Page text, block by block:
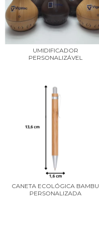
UMIDIFICADOR
PERSONALIZÁVEL
CANETA ECOLÓGICA BAMBU
PERSONALIZADA